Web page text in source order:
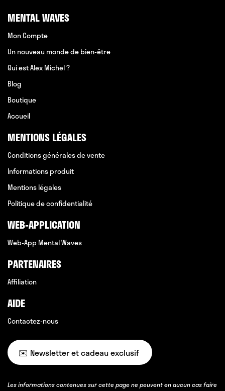
MENTAL WAVES
Mon Compte
Un nouveau monde de bien-être
Qui est Alex Michel ?
Blog
Boutique
Accueil
MENTIONS LÉGALES
Conditions générales de vente
Informations produit
Mentions légales
Politique de confidentialité
WEB-APPLICATION
Web-App Mental Waves
PARTENAIRES
Affiliation
AIDE
Contactez-nous
✉️ Newsletter et cadeau exclusif
Les informations contenues sur cette page ne peuvent en aucun cas faire